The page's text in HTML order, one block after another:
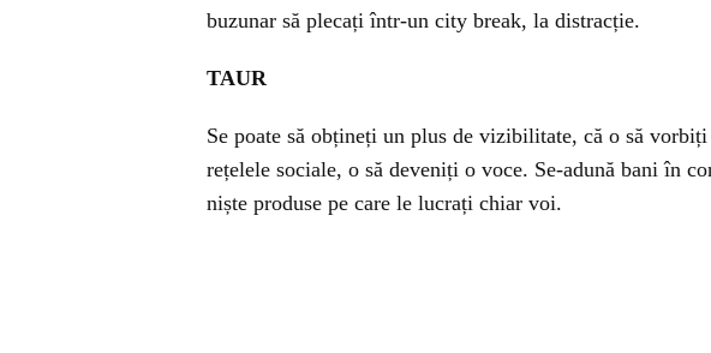
buzunar să plecați într-un city break, la distracție.
TAUR
Se poate să obțineți un plus de vizibilitate, că o să
rețelele sociale, o să deveniți o voce. Se-adună bani în
niște produse pe care le lucrați chiar voi.